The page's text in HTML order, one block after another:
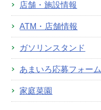
店舗・施設情報
ATM・店舗情報
ガソリンスタンド
あまいろ応募フォーム
家庭菜園